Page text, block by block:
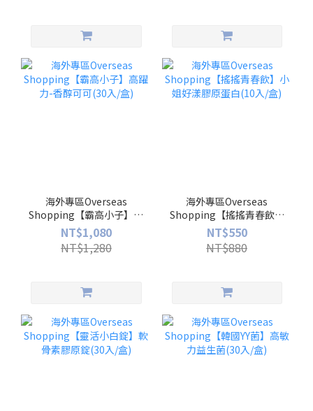
海外專區Overseas
Shopping【霸高小子】高
躍力-香醇可可(30入/盒)
NT$1,080
NT$1,280
海外專區Overseas
Shopping【搖搖青春飲】
小姐好漾膠原蛋白(10入/
盒)
NT$550
NT$880